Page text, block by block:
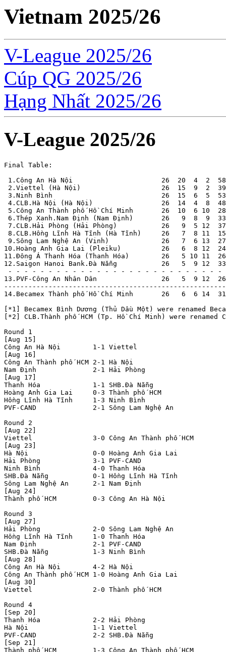
Vietnam 2025/26
V-League 2025/26
Cúp QG 2025/26
Hạng Nhất 2025/26
V-League 2025/26
Final Table:
1.Công An Hà Nội                      26  20  4  2  58-
2.Viettel (Hà Nội)                    26  15  9  2
3.Ninh Bình                           26  15  6  5
4.CLB.Hà Nội (Hà Nội)                 26  14  4  8
5.Công An Thành phố Hồ Chí Minh       26  10  6 10
6.Thép Xanh.Nam Định (Nam Định)       26   9  8  9
7.CLB.Hải Phòng (Hải Phòng)           26   9  5 12
8.CLB.Hồng Lĩnh Hà Tĩnh (Hà Tĩnh)     26   7  8 11
9.Sông Lam Nghệ An (Vinh)             26   7  6 13
10.Hoàng Anh Gia Lai (Pleiku)          26   6  8 12
11.Ðông Á Thanh Hóa (Thanh Hóa)        26   5 10 11
12.Saigon Hanoi Bank.Đà Nẵng           26   5  9
- - - - - - - - - - - - - - - - - - - - - - - - - - -
13.PVF-Công An Nhân Dân                26   5  9 12